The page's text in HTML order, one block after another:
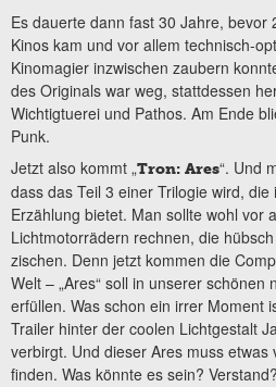
Es dauerte dann fast 30 Jahre, bevor
Kinos kam und vor allem technisch-
Kinomagier inzwischen zaubern
des Originals war weg, stattdessen
Wichtigtuerei und Pathos. Am Ende
Punk.
Jetzt also kommt „Tron: Ares“. Und
dass das Teil 3 einer Trilogie wird,
Erzählung bietet. Man sollte wohl vor
Lichtmotorrädern rechnen, die
zischen. Denn jetzt kommen die
Welt – „Ares“ soll in unserer schönen
erfüllen. Was schon ein irrer Moment
Trailer hinter der coolen Lichtgestalt
verbirgt. Und dieser Ares muss
finden. Was könnte es sein?